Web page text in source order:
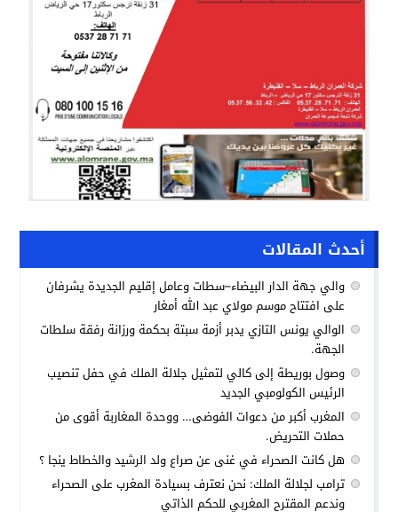
أحدث المقالات
والي جهة الدار البيضاء–سطات وعامل إقليم الجديدة يشرفان
على افتتاح موسم مولاي عبد الله أمغار
الوالي يونس التازي يدبر أزمة سبتة بحكمة ورزانة رفقة سلطات
الجهة.
وصول بوريطة إلى كالي لتمثيل جلالة الملك في حفل تنصيب
الرئيس الكولومبي الجديد
المغرب أكبر من دعوات الفوضى… ووحدة المغاربة أقوى من
حملات التحريض.
هل كانت الصحراء في غنى عن صراع ولد الرشيد والخطاط ينجا ؟
ترامب لجلالة الملك: نحن نعترف بسيادة المغرب على الصحراء
وندعم المقترح المغربي للحكم الذاتي